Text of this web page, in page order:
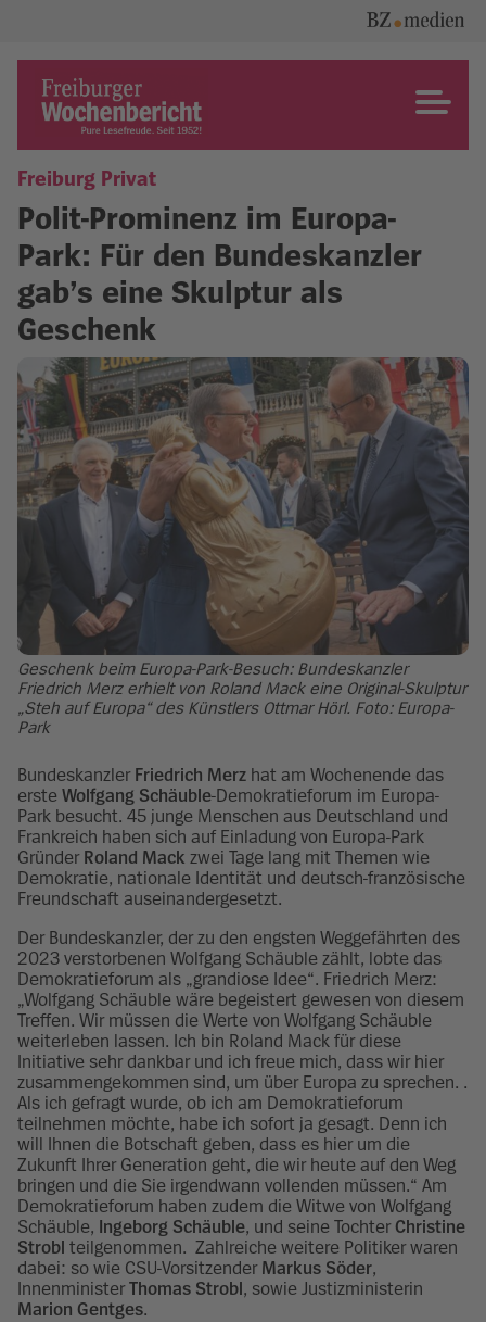
content
Freiburger Wochenbericht
Freiburg Privat
Polit-Prominenz im Europa-
Park: Für den Bundeskanzler
gab’s eine Skulptur als
Geschenk
Geschenk beim Europa-Park-Besuch: Bundeskanzler
Friedrich Merz erhielt von Roland Mack eine Original-Skulptur
„Steh auf Europa“ des Künstlers Ottmar Hörl. Foto: Europa-
Park
BundeskanzlerFriedrich Merz hat am Wochenende das
erste Wolfgang Schäuble-Demokratieforum im Europa-
Park besucht. 45 junge Menschen aus Deutschland und
Frankreich haben sich auf Einladung von Europa-Park
Gründer Roland Mack zwei Tage lang mit Themen wie
Demokratie, nationale Identität und deutsch-französische
Freundschaft auseinandergesetzt.
Der Bundeskanzler, der zu den engsten Weggefährten des
2023 verstorbenen Wolfgang Schäuble zählt, lobte das
Demokratieforum als „grandiose Idee“. Friedrich Merz:
„Wolfgang Schäuble wäre begeistert gewesen von diesem
Treffen. Wir müssen die Werte von Wolfgang Schäuble
weiterleben lassen. Ich bin Roland Mack für diese
Initiative sehr dankbar und ich freue mich, dass wir hier
zusammengekommen sind, um über Europa zu sprechen. .
Als ich gefragt wurde, ob ich am Demokratieforum
teilnehmen möchte, habe ich sofort ja gesagt. Denn ich
will Ihnen die Botschaft geben, dass es hier um die
Zukunft Ihrer Generation geht, die wir heute auf den Weg
bringen und die Sie irgendwann vollenden müssen.“ Am
Demokratieforum haben zudem die Witwe von Wolfgang
Schäuble, Ingeborg Schäuble, und seine Tochter Christine
Strobl teilgenommen. Zahlreiche weitere Politiker waren
dabei: so wie CSU-Vorsitzender Markus Söder,
InnenministerThomas Strobl, sowie Justizministerin
Marion Gentges.